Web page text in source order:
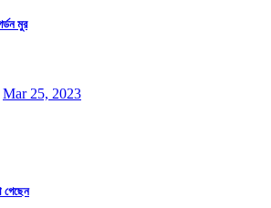
মুর
Mar 25, 2023
গেছেন